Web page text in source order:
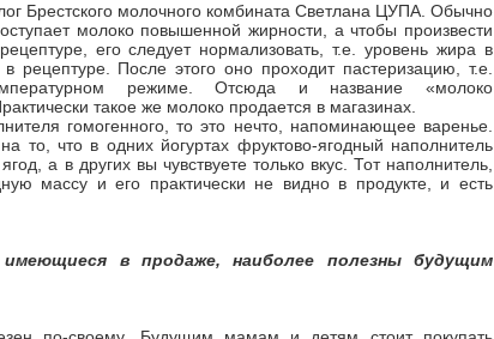
Брестского молочного комбината Светлана ЦУПА. Обычно
молоко повышенной жирности, а чтобы произвести
его следует нормализовать, т.е. уровень жира в
рецептуре. После этого оно проходит пастеризацию, т.е.
режиме. Отсюда и название «молоко
такое же молоко продается в магазинах.
гомогенного, то это нечто, напоминающее варенье.
то, что в одних йогуртах фруктово-ягодный наполнитель
а в других вы чувствуете только вкус. Тот наполнитель,
массу и его практически не видно в продукте, и есть
в продаже, наиболее полезны будущим